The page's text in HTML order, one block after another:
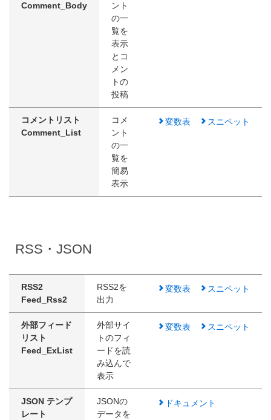
Comment_Body
ント
の一
覧を
表示
とコ
メン
トの
投稿
コメントリスト
Comment_List
コメ
ント
の一
覧を
簡易
表示
変数表 スニペット
RSS・JSON
RSS2
Feed_Rss2
RSS2を
出力
変数表 スニペット
外部フィード
リスト
Feed_ExList
外部サイ
トのフィ
ードを読
み込んで
表示
変数表 スニペット
JSON テンプ
レート
JSONの
データを
ドキュメント